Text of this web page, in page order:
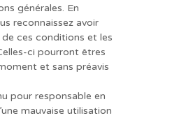
générales. En
reconnaissez avoir
ces conditions et les
ci pourront êtres
et sans préavis
pour responsable en
mauvaise utilisation